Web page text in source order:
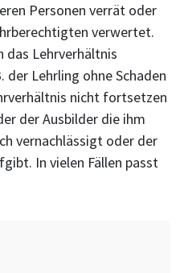
Personen verrät oder
verwertet.
das Lehrverhältnis
Lehrling ohne Schaden
nicht fortsetzen
der Ausbilder die ihm
vernachlässigt oder der
In vielen Fällen passt